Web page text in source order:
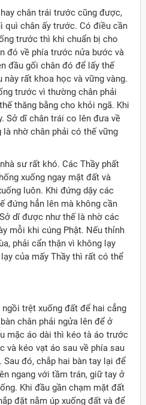
chân trái trước cũng được,
quì chân ấy trước. Có điều cần
trước thì khi chuẩn bị cho
đó về phía trước nửa bước và
đầu gối chân đó để lấy thế
rất khoa học và vững vàng.
trước vì thường chân phải
thăng bằng cho khỏi ngã. Khi
Sở dĩ chân trái co lên đưa về
nhờ chân phải có thế vững
sư rất khó. Các Thầy phất
xuống ngay mặt đất và
luôn. Khi đứng dậy các
đứng hẳn lên mà không cần
dĩ được như thế là nhờ các
mỗi khi cúng Phật. Nếu thỉnh
phải cẩn thận vì không lạy
của mấy Thầy thì rất có thể
trệt xuống đất để hai cẳng
chân phải ngửa lên để ở
mặc áo dài thì kéo tà áo trước
và kéo vạt áo sau về phía sau
đó, chắp hai bàn tay lại để
ngang với tầm trán, giữ tay ở
Khi đầu gần chạm mặt đất
đặt nằm úp xuống đất và để